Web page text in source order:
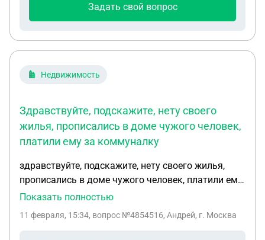
Задать свой вопрос
Недвижимость
Здравствуйте, подскажите, нету своего
жилья, прописались в доме чужого человек,
платили ему за коммуналку
здравствуйте, подскажите, нету своего жилья,
прописались в доме чужого человек, платили ему
за коммуналку около 3 лет, недавно у него
требует с нас деньги за его ремонт, хотя в доме в
Показать полностью
11 февраля, 15:34, вопрос №4854516, Андрей, г. Москва